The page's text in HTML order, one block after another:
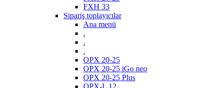
FXH 33
Sipariş toplayıcılar
Ana menü
.
.
.
OPX 20-25
OPX 20-25 iGo neo
OPX 20-25 Plus